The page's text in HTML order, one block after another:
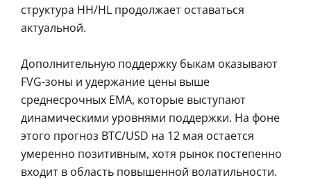
структура HH/HL продолжает оставаться
актуальной.
Дополнительную поддержку быкам оказывают
FVG-зоны и удержание цены выше
среднесрочных EMA, которые выступают
динамическими уровнями поддержки. На фоне
этого прогноз BTC/USD на 12 мая остается
умеренно позитивным, хотя рынок постепенно
входит в область повышенной волатильности.